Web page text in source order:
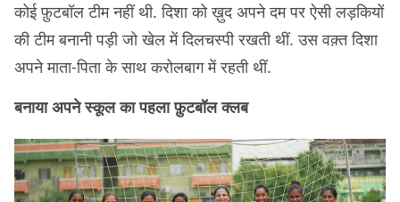
कोई फ़ुटबॉल टीम नहीं थी. दिशा को ख़ुद अपने दम पर ऐसी लड़कियों
की टीम बनानी पड़ी जो खेल में दिलचस्पी रखती थीं. उस वक़्त दिशा
अपने माता-पिता के साथ करोलबाग में रहती थीं.
बनाया अपने स्कूल का पहला फ़ुटबॉल क्लब